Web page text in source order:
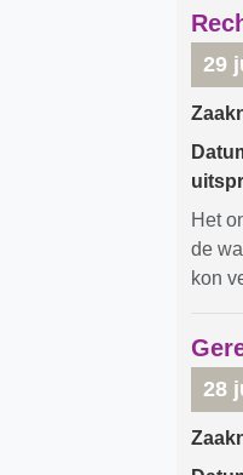
29
Het
de
kon
28